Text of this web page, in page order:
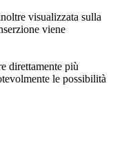
visualizzata sulla
viene
direttamente più
le possibilità